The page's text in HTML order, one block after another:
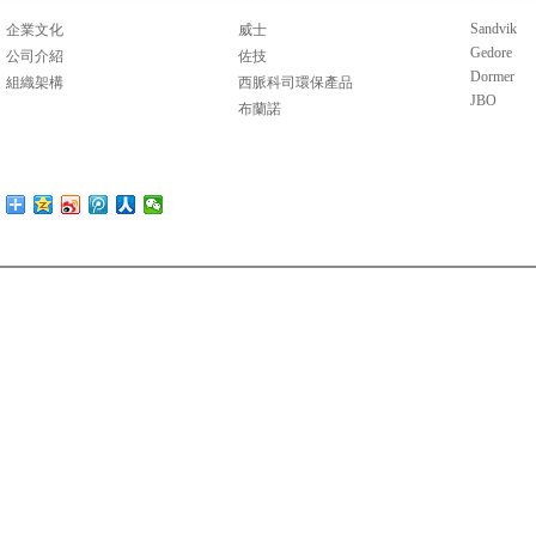
企業文化
公司介紹
組織架構
威士
佐技
西脈科司環保產品
布蘭諾
Sandvik
Gedore
Dormer
JBO